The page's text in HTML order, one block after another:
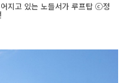
지고 있는 노들서가 루프탑 ⓒ정